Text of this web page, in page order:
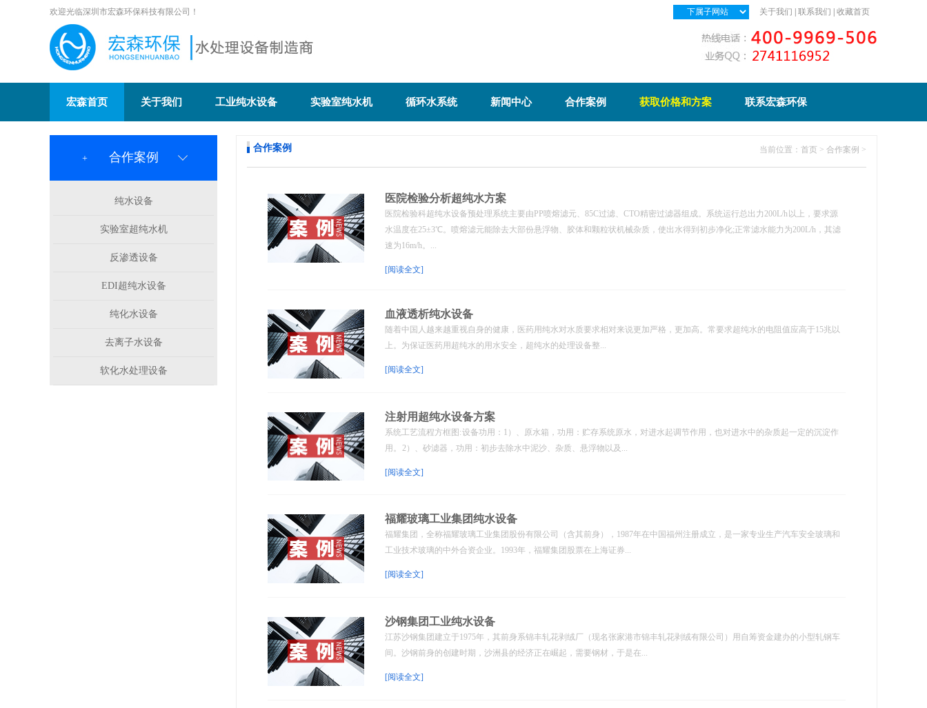
欢迎光临深圳市宏森环保科技有限公司！ 关于我们 联系我们 收藏首页
宏森首页 关于我们 工业纯水设备 实验室纯水机 循环水系统 新闻中心 合作案例 获取价格和方案 联系宏森环保
+ 合作案例
纯水设备
实验室超纯水机
反渗透设备
EDI超纯水设备
纯化水设备
去离子水设备
软化水处理设备
合作案例 当前位置： 首页 > 合作案例 >
医院检验分析超纯水方案
医院检验科超纯水设备预处理系统主要由PP喷熔滤元、85C过滤、CTO精密过滤器组成。系统运行总出力200L/h 以上，要求源
水温度在25±3℃。喷熔滤元能除去大部份悬浮物、胶体和颗粒状机械杂质，使出水得到初步净化;正常滤水能力为200L/h，其滤
速为16m/h。...
[阅读全文]
血液透析纯水设备
随着中国人越来越重视自身的健康，医药用纯水对水质要求相对来说更加严格，更加高。常要求超纯水的电阻值应高于15兆以
上。为保证医药用超纯水的用水安全，超纯水的处理设备整...
[阅读全文]
注射用超纯水设备方案
系统工艺流程方框图: 设备功用：1）、原水箱，功用：贮存系统原水，对进水起调节作用，也对进水中的杂质起一定的沉淀作
用。 2）、砂滤器，功用：初步去除水中泥沙、杂质、悬浮物以及...
[阅读全文]
福耀玻璃工业集团纯水设备
福耀集团，全称福耀玻璃工业集团股份有限公司（含其前身），1987年在中国福州注册成立，是一家专业生产汽车安全玻璃和
工业技术玻璃的中外合资企业。1993年，福耀集团股票在上海证券...
[阅读全文]
沙钢集团工业纯水设备
江苏沙钢集团建立于1975年，其前身系锦丰轧花剥绒厂（现名张家港市锦丰轧花剥绒有限公司）用自筹资金建办的小型轧钢车
间。沙钢前身的创建时期，沙洲县的经济正在崛起，需要钢材，于是在...
[阅读全文]